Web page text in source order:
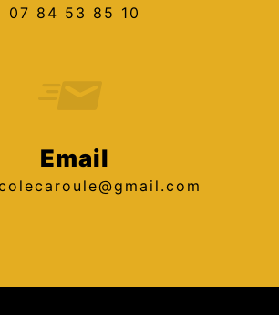
07 84 53 85 10
Email